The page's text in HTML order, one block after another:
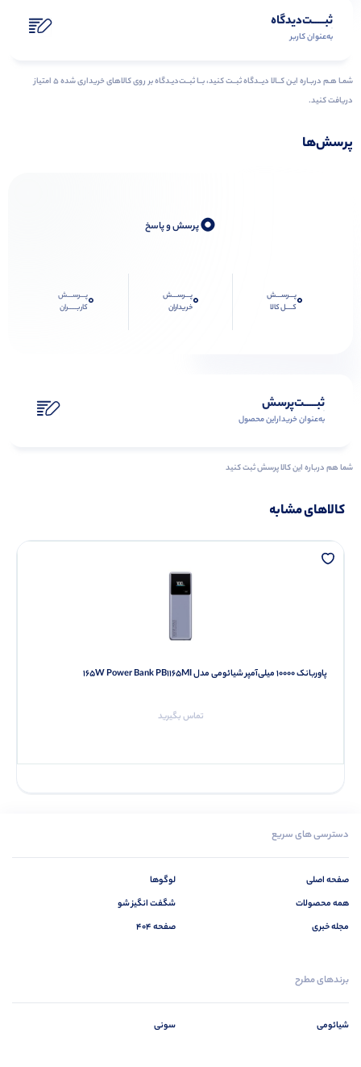
ثبـــــت‌دیدگاه
به‌عنوان کاربر
شمـا هـم دربـاره ایـن کــالا دیــدگاه ثبــت کنید، بــا ثبــت‌دیـدگاه بر روی کالاهای خریداری شده ۵ امتیاز
دریافت کنید.
پرسش‌ها
0پرسش و پاسخ
0پـــرســـش
کــــل کالا
0پـــرســـش
خریداران
0پـــرســـش
کاربـــــران
ثبـــــت‌پرسش
به‌عنوان ‌خریدار‌این‌ محصول
شما هم درباره این کالا پرسش ثبت کنید
کالاهای مشابه
پاوربانک 10000 میلی‌آمپر شیائومی مدل 165W Power Bank PB1165MI
تماس بگیرید
دسترسی های سریع
صفحه اصلی
همه محصولات
مجله خبری
لوگوها
شگفت انگیز شو
صفحه 404
برندهای مطرح
شیائومی سونی